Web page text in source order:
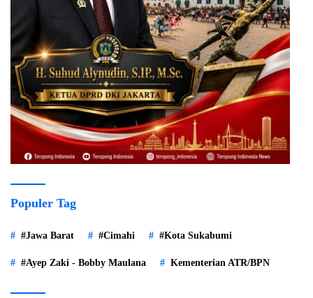
Populer Tag
#Jawa Barat #Cimahi #Kota Sukabumi
#Ayep Zaki - Bobby Maulana Kementerian ATR/BPN